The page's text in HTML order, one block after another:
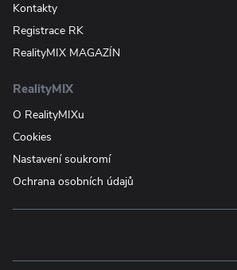
Kontakty
Registrace RK
RealityMIX MAGAZÍN
RealityMIX
O RealityMIXu
Cookies
Nastavení soukromí
Ochrana osobních údajů